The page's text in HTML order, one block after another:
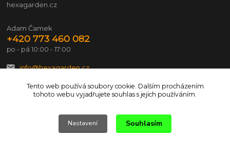
hexagarden.cz
Adam Čamek
+420 773 460 082
po - pá 10:00 - 17:00
info@hexagarden.cz
Tento web používá soubory cookie. Dalším procházením
tohoto webu vyjadřujete souhlas s jejich používáním.
Nastavení Souhlasím